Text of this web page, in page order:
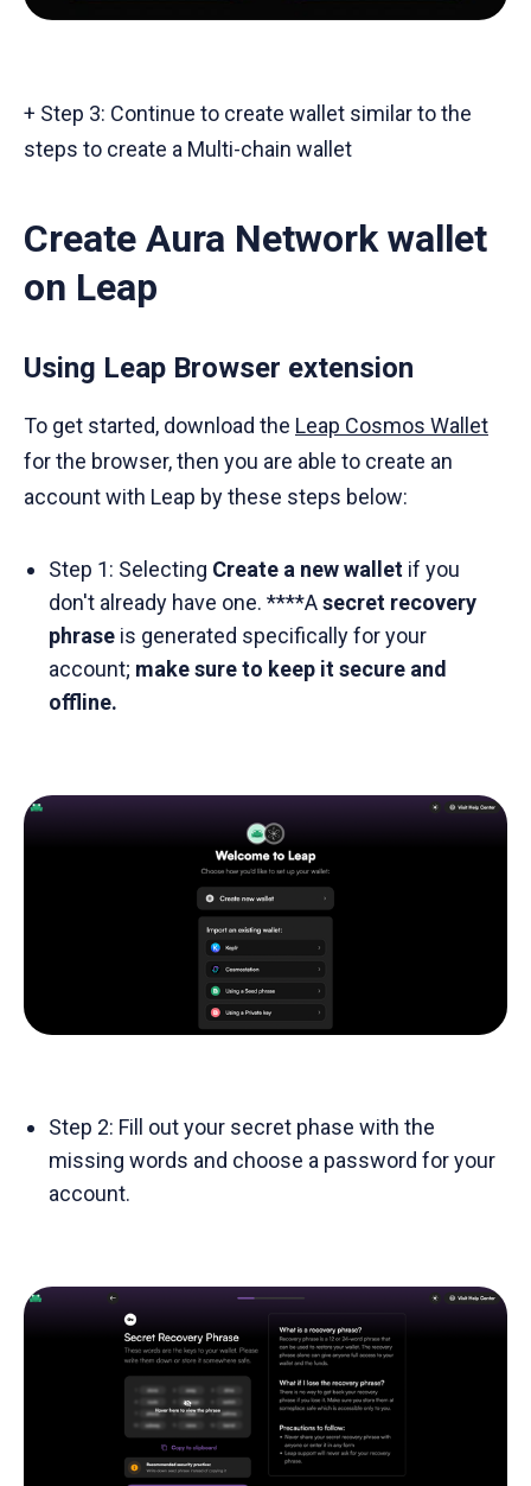
+ Step 3: Continue to create wallet similar to the
steps to create a Multi-chain wallet
Create Aura Network wallet
on Leap
Using Leap Browser extension
To get started, download the Leap Cosmos Wallet
for the browser, then you are able to create an
account with Leap by these steps below:
Step 1: Selecting Create a new walletif you
don't already have one. ****Asecret recovery
phraseis generated specifically for your
account; make sure to keep it secure and
offline.
Step 2: Fill out your secret phase with the
missing words and choose a password for your
account.